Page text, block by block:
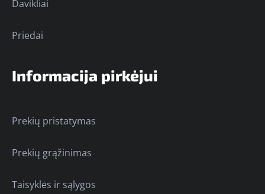
Davikliai
Priedai
Informacija pirkėjui
Prekių pristatymas
Prekių grąžinimas
Taisyklės ir sąlygos